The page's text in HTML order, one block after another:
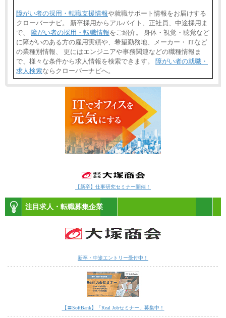
障がい者の採用・転職支援情報や就職サポート情報をお届けする
クローバーナビ。 新卒採用からアルバイト、正社員、中途採用ま
で、 障がい者の採用・転職情報をご紹介。 身体・視覚・聴覚など
に障がいのある方の雇用実績や、希望勤務地、メーカー・ ITなど
の業種別情報、 更にはエンジニアや事務関連などの職種情報ま
で、様々な条件から求人情報を検索できます。 障がい者の就職・
求人検索ならクローバーナビへ。
【新卒】仕事研究セミナー開催！
注目求人・転職募集企業
新卒・中途エントリー受付中！
【〓SoftBank】「Real Jobセミナー」募集中！